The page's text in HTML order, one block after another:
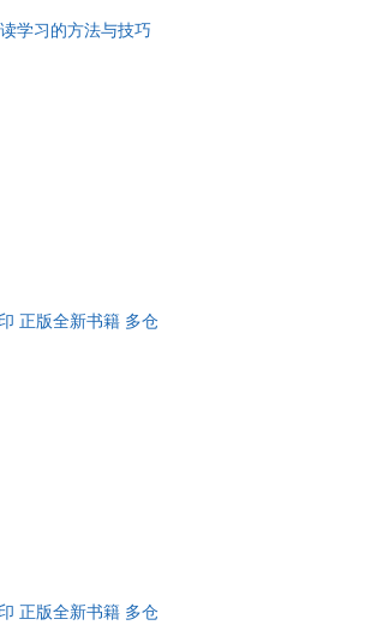
学习的方法与技巧
正版全新书籍 多仓
正版全新书籍 多仓